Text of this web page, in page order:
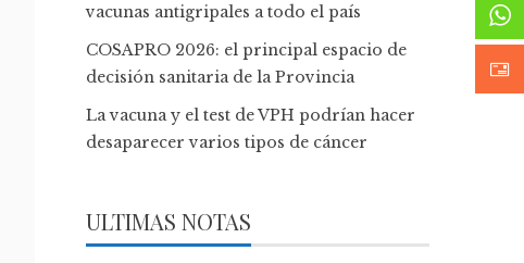
vacunas antigripales a todo el país
COSAPRO 2026: el principal espacio de
decisión sanitaria de la Provincia
La vacuna y el test de VPH podrían hacer
desaparecer varios tipos de cáncer
ULTIMAS NOTAS